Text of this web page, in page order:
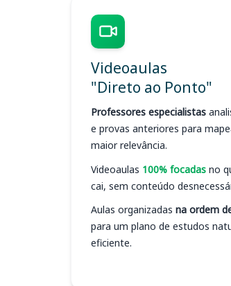
Videoaulas
"Direto ao Ponto"
Professores especialistas
e provas anteriores para
maior relevância.
Videoaulas 100% focadas no
cai, sem conteúdo
Aulas organizadas na ordem
para um plano de estudos
eficiente.